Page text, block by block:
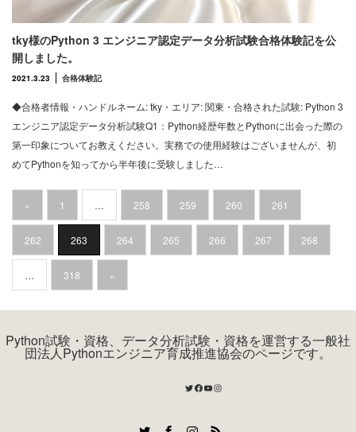
tky様のPython 3 エンジニア認定データ分析試験合格体験記を公
開しました。
2021.3.23 合格体験記
◆合格者情報・ハンドルネーム: tky・エリア: 関東・合格された試験: Python 3
エンジニア認定データ分析試験Q1：Python経歴年数とPythonに出会った際の
第一印象についてお教えください。実務での使用経験はございませんが、初
めてPythonを知ってから半年後に受験しました…
« 1 … 258 259 260 261
262 263 264 265 266 267 268
… 318 »
Python試験・資格、データ分析試験・資格を運営する一般社
団法人Pythonエンジニア育成推進協会のページです。
Twitter
Facebook
YouTube
Instagram
RSS